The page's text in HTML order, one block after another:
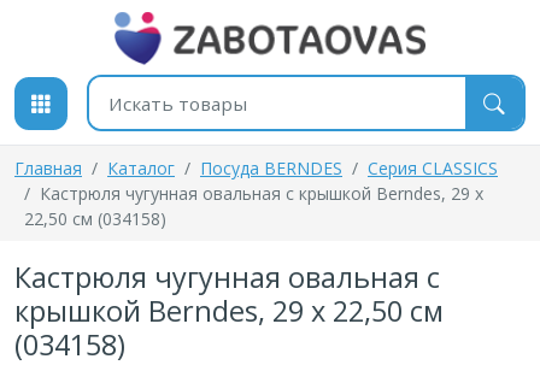
К содержимому
Поиск товаров
Главная Каталог Посуда BERNDES
Серия CLASSICS
Кастрюля чугунная овальная с крышкой Berndes, 29 x
22,50 см (034158)
Кастрюля чугунная овальная с
крышкой Berndes, 29 x 22,50 см
(034158)